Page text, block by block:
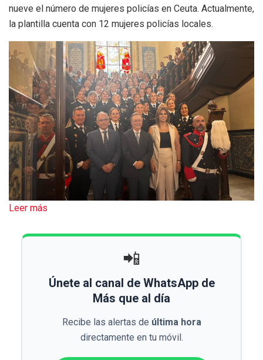
nueve el número de mujeres policías en Ceuta. Actualmente,
la plantilla cuenta con 12 mujeres policías locales.
Leer más
📲
Únete al canal de WhatsApp de
Más que al día
Recibe las alertas de última hora
directamente en tu móvil.